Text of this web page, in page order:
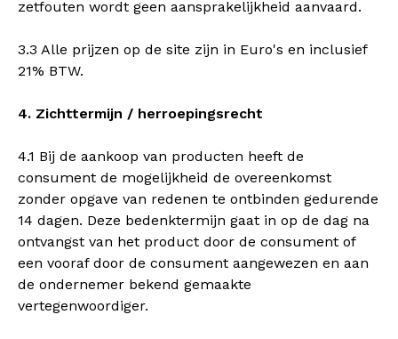
zetfouten wordt geen aansprakelijkheid aanvaard.
3.3 Alle prijzen op de site zijn in Euro's en inclusief
21% BTW.
4. Zichttermijn / herroepingsrecht
4.1 Bij de aankoop van producten heeft de
consument de mogelijkheid de overeenkomst
zonder opgave van redenen te ontbinden gedurende
14 dagen. Deze bedenktermijn gaat in op de dag na
ontvangst van het product door de consument of
een vooraf door de consument aangewezen en aan
de ondernemer bekend gemaakte
vertegenwoordiger.